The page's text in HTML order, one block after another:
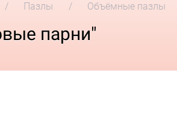
Пазлы Объёмные пазлы
парни"